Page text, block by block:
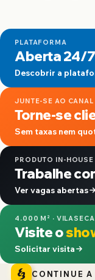
PLATAFORMA
Aberta 24/7
Descobrir a
JUNTE-SE AO CANAL
Torne-se
Sem taxas nem
PRODUTO IN-HOUSE
Trabalhe
Ver vagas abertas
4.000 M² · VILASECA
Visite o
Solicitar visita
CONTINUE A